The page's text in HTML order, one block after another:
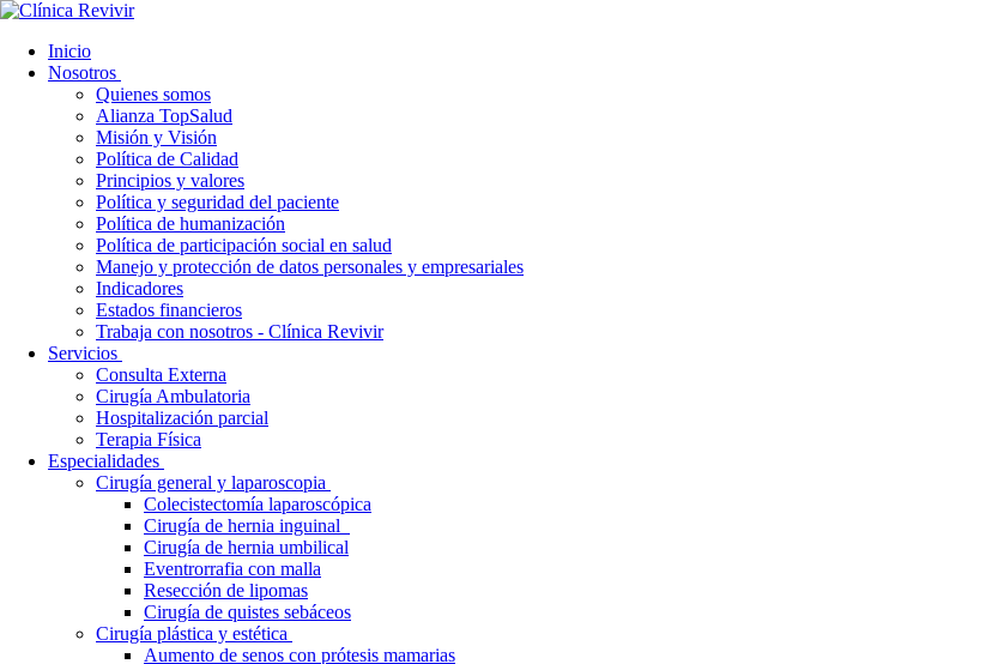
Inicio
Nosotros
Quienes somos
Alianza TopSalud
Misión y Visión
Política de Calidad
Principios y valores
Política y seguridad del paciente
Política de humanización
Política de participación social en salud
Manejo y protección de datos personales y empresariales
Indicadores
Estados financieros
Trabaja con nosotros - Clínica Revivir
Servicios
Consulta Externa
Cirugía Ambulatoria
Hospitalización parcial
Terapia Física
Especialidades
Cirugía general y laparoscopia
Colecistectomía laparoscópica
Cirugía de hernia inguinal
Cirugía de hernia umbilical
Eventrorrafia con malla
Resección de lipomas
Cirugía de quistes sebáceos
Cirugía plástica y estética
Aumento de senos con prótesis mamarias